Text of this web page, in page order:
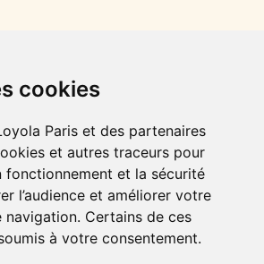
cookies
Paris et des partenaires
et autres traceurs pour
fonctionnement et la sécurité
l’audience et améliorer votre
navigation. Certains de ces
à votre consentement.